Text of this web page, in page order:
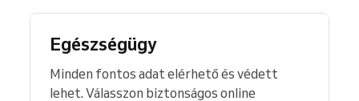
Egészségügy
Minden fontos adat elérhető és védett
lehet. Válasszon biztonságos online